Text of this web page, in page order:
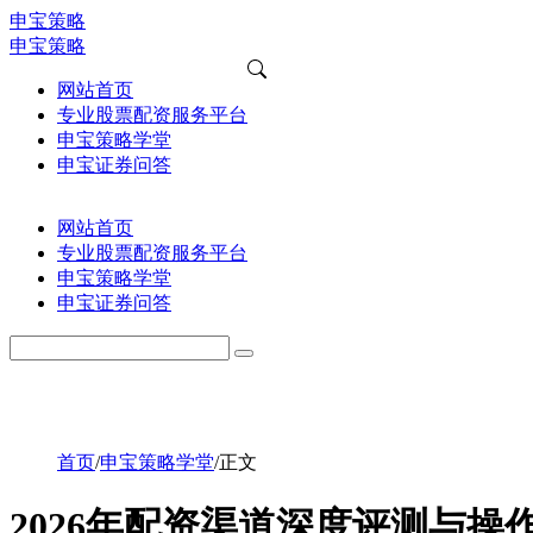
申宝策略
申宝策略
网站首页
专业股票配资服务平台
申宝策略学堂
申宝证券问答
网站首页
专业股票配资服务平台
申宝策略学堂
申宝证券问答
首页/申宝策略学堂/正文